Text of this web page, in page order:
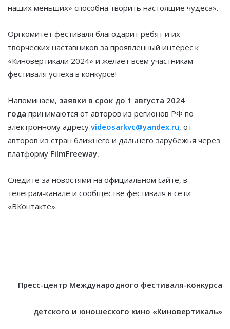
наших меньших» способна творить настоящие чудеса».
Оргкомитет фестиваля благодарит ребят и их
творческих наставников за проявленный интерес к
«Киновертикали 2024» и желает всем участникам
фестиваля успеха в конкурсе!
Напоминаем, заявки в срок до 1 августа 2024
года принимаются от авторов из регионов РФ по
электронному адресу videosarkvc@yandex.ru, от
авторов из стран ближнего и дальнего зарубежья через
платформу FilmFreeway.
Следите за новостями на официальном сайте, в
телеграм-канале и сообществе фестиваля в сети
«ВКонтакте».
Пресс-центр Международного фестиваля-конкурса
детского и юношеского кино «Киновертикаль»